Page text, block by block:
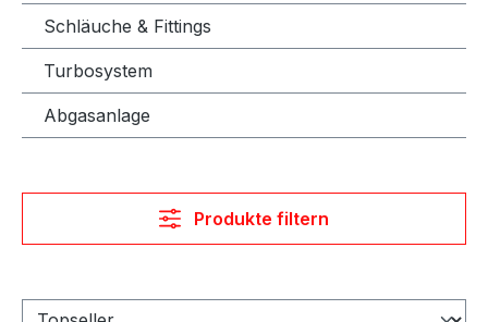
Schläuche & Fittings
Turbosystem
Abgasanlage
Produkte filtern